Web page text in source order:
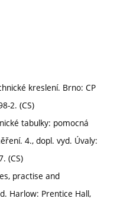
kreslení. Brno: CP
2. (CS)
tabulky: pomocná
4., dopl. vyd. Úvaly:
(CS)
practise and
Harlow: Prentice Hall,